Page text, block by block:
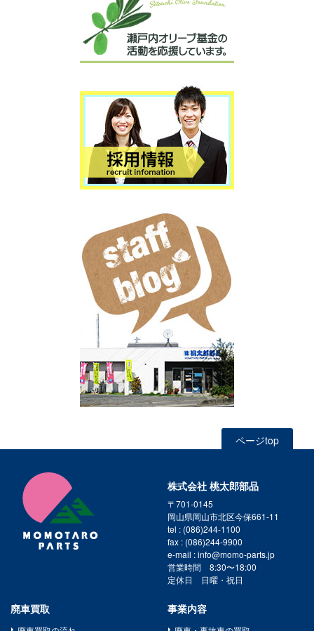
ページtop
株式会社 桃太郎部品
〒701-0145
岡山県岡山市北区今保661-11
tel : (086)244-1100
fax : (086)244-9900
e-mail : info@momo-parts.jp
営業時間 8:30〜18:00
定休日 日曜・祝日
廃車買取 事業内容